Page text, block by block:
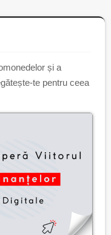
și a
te pentru ceea